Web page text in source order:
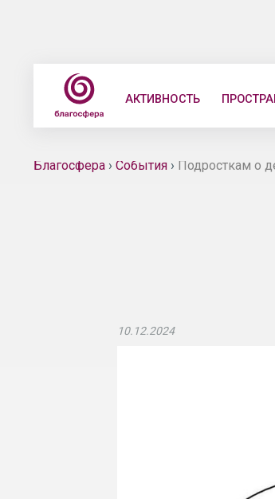
АКТИВНОСТЬ
Благосфера› События› Подросткам о
10.12.2024